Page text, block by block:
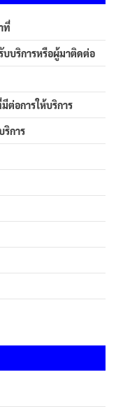
ที่
บบริการหรือผู้มาติดต่อ
ต่อการให้บริการ
ริการ